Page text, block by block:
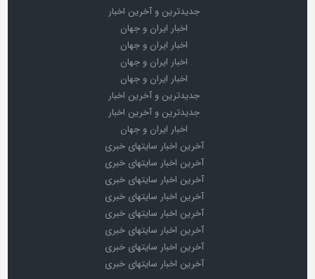
جدیدترین و آخرین اخبار
اخبار ایران و جهان
اخبار ایران و جهان
اخبار ایران و جهان
اخبار ایران و جهان
جدیدترین و آخرین اخبار
جدیدترین و آخرین اخبار
اخبار ایران و جهان
آخرین اخبار سایتهای خبری
آخرین اخبار سایتهای خبری
آخرین اخبار سایتهای خبری
آخرین اخبار سایتهای خبری
آخرین اخبار سایتهای خبری
آخرین اخبار سایتهای خبری
آخرین اخبار سایتهای خبری
آخرین اخبار سایتهای خبری